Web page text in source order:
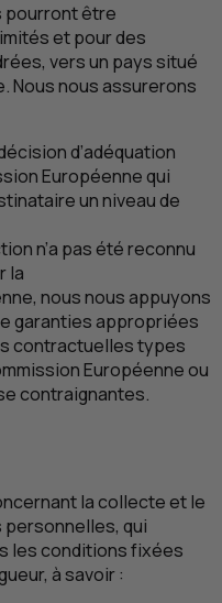
pourront être
et pour des
vers un pays situé
Nous nous assurerons
d’adéquation
Européenne qui
un niveau de
n’a pas été reconnu
la
nous nous appuyons
garanties appropriées
contractuelles types
Européenne ou
contraignantes.
la collecte et le
qui
les conditions fixées
à savoir :